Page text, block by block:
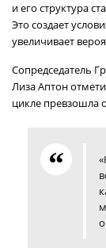
и его структура
Это создает
увеличивает
Сопредседатель
Лиза Аптон
цикле превзошла